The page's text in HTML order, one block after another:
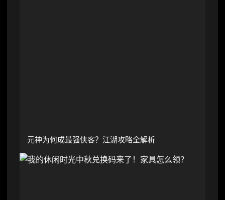
元神为何成最强侠客？江湖攻略全解析